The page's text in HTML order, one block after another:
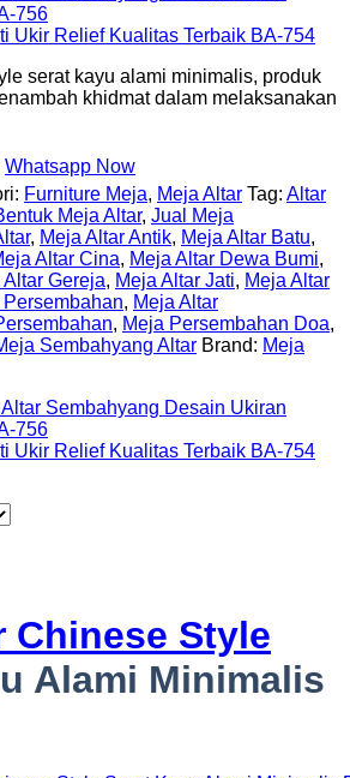
serat kayu alami minimalis, produk
khidmat dalam melaksanakan
Whatsapp Now
Furniture Meja, Meja Altar Tag: Altar
Meja Altar, Jual Meja
, Meja Altar Antik, Meja Altar Batu,
Altar Cina, Meja Altar Dewa Bumi,
Altar Gereja, Meja Altar Jati, Meja Altar
Persembahan, Meja Altar
, Meja Persembahan Doa,
Sembahyang Altar Brand: Meja
Chinese Style
Alami Minimalis